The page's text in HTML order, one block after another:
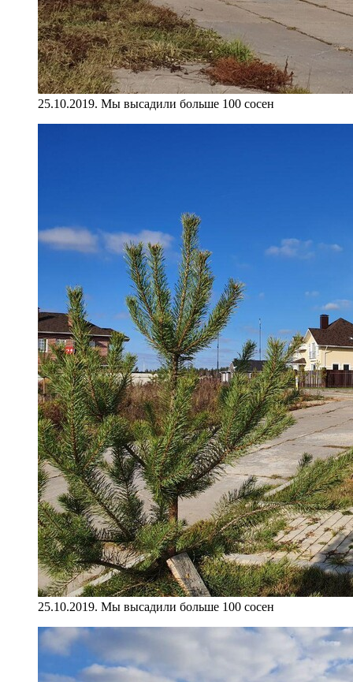
25.10.2019. Мы высадили больше 100 сосен
25.10.2019. Мы высадили больше 100 сосен